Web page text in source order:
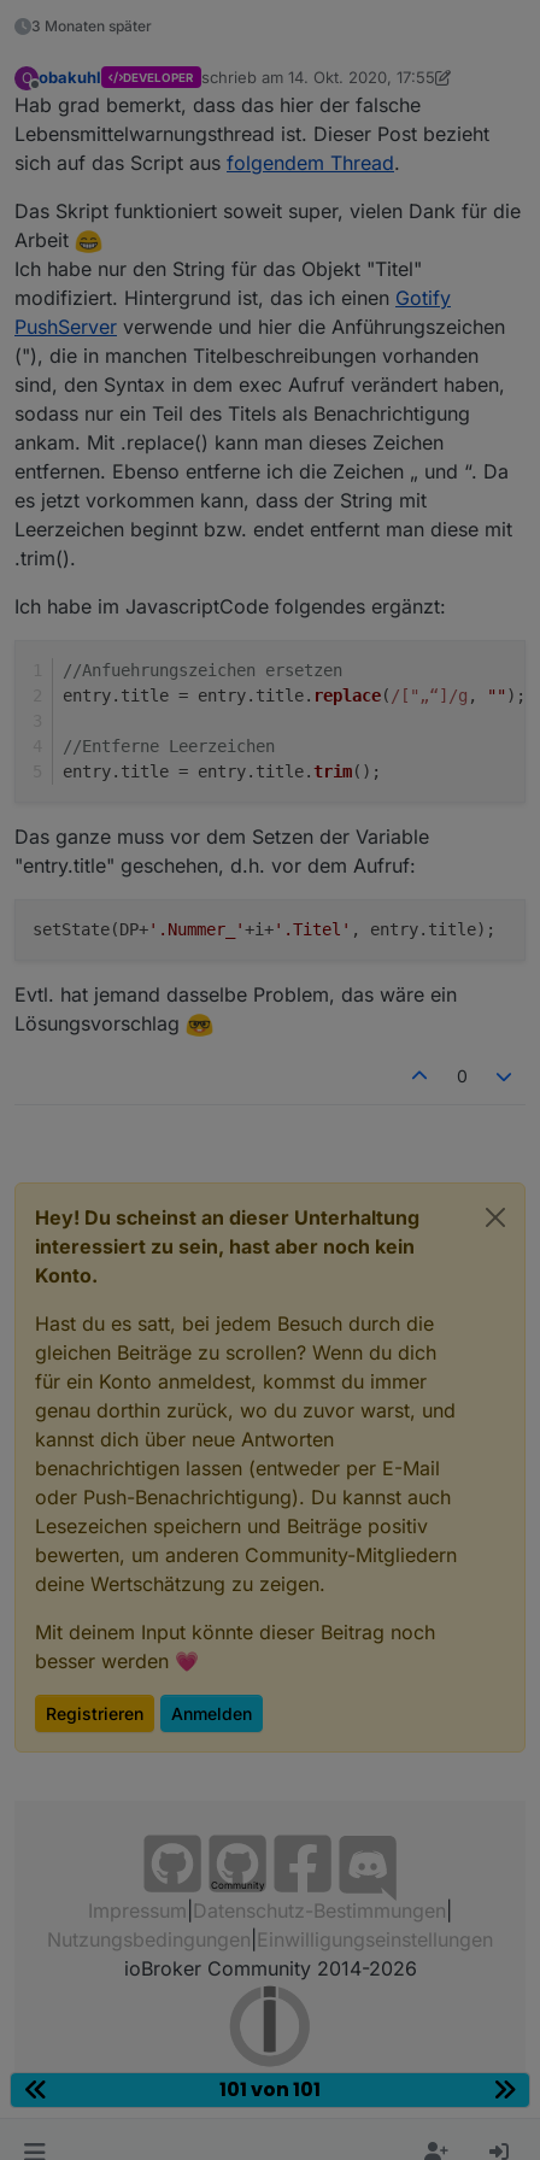
// Titel links, Inhalt
for (var i = 0; i
tabelle +=
                        }
                    } else {
// Titel oben, INhalt
for (var j = 0; j
tabelle +=
                        }
                    }
tabelle += '</tbody></
setState(idFeedTabelle,
                }
        } else  {
            log(error, 'error');
        }
    });   // Ende request
    log('RSS-Feed ' + link + ' eingelesen');
}
schedule("*/10 * * * *", RSS_einlesen);  // alle
3 Monaten später
O
Offline
obakuhl DEVELOPER schrieb am 14. Okt. 2020, 17:55
zuletzt editiert von obakuhl
Hab grad bemerkt, dass das hier der falsche
Lebensmittelwarnungsthread ist. Dieser Post bezieht
sich auf das Script aus folgendem Thread.
Das Skript funktioniert soweit super, vielen Dank für die
Arbeit
Ich habe nur den String für das Objekt "Titel"
modifiziert. Hintergrund ist, das ich einen Gotify
PushServer verwende und hier die Anführungszeichen
("), die in manchen Titelbeschreibungen vorhanden
sind, den Syntax in dem exec Aufruf verändert haben,
sodass nur ein Teil des Titels als Benachrichtigung
ankam. Mit .replace() kann man dieses Zeichen
entfernen. Ebenso entferne ich die Zeichen „ und “. Da
es jetzt vorkommen kann, dass der String mit
Leerzeichen beginnt bzw. endet entfernt man diese mit
.trim().
Ich habe im JavascriptCode folgendes ergänzt:
//Anfuehrungszeichen ersetzen
entry. title = entry. title. replace( /["„“]/g , "" );
//Entferne Leerzeichen
entry. title = entry. title.trim();
Das ganze muss vor dem Setzen der Variable
"entry.title" geschehen, d.h. vor dem Aufruf:
setState(DP+'.Nummer_'+i+'.Titel' , entry.title);
Evtl. hat jemand dasselbe Problem, das wäre ein
Lösungsvorschlag
0
Hey! Du scheinst an dieser Unterhaltung
interessiert zu sein, hast aber noch kein
Konto.
Hast du es satt, bei jedem Besuch durch die
gleichen Beiträge zu scrollen? Wenn du dich
für ein Konto anmeldest, kommst du immer
genau dorthin zurück, wo du zuvor warst, und
kannst dich über neue Antworten
benachrichtigen lassen (entweder per E-Mail
oder Push-Benachrichtigung). Du kannst auch
Lesezeichen speichern und Beiträge positiv
bewerten, um anderen Community-Mitgliedern
deine Wertschätzung zu zeigen.
Mit deinem Input könnte dieser Beitrag noch
besser werden 💗
Registrieren Anmelden
Community
Impressum Datenschutz-Bestimmungen
Nutzungsbedingungen Einwilligungseinstellungen
ioBroker Community 2014-2026
101 von 101